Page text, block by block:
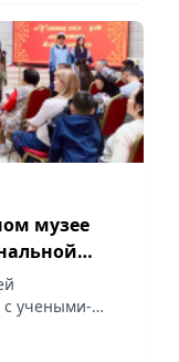
музее
с учеными-
также дефиле